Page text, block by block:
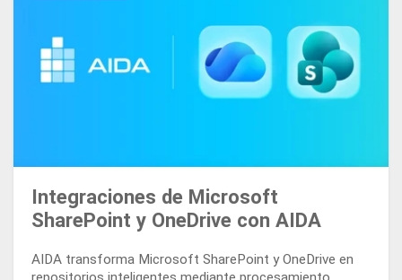
Integraciones de Microsoft
SharePoint y OneDrive con AIDA
AIDA transforma Microsoft SharePoint y OneDrive en